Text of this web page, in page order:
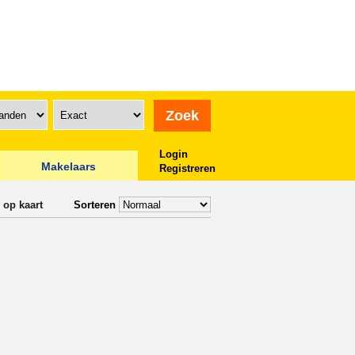
Makelaars
Login
Registreren
Sorteren
op kaart